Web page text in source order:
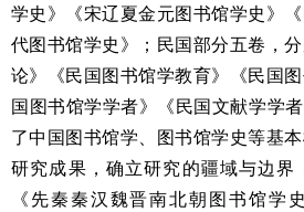
学史》《宋辽夏金元图书馆学史》
代图书馆学史》；民国部分五卷，
论》《民国图书馆学教育》《民国
国图书馆学学者》《民国文献学学
了中国图书馆学、图书馆学史等基
研究成果，确立研究的疆域与边界
《先秦秦汉魏晋南北朝图书馆学